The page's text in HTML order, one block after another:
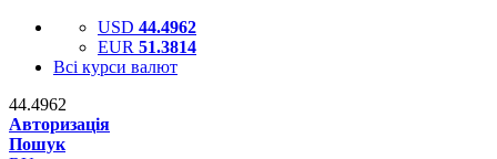
USD 44.4962
EUR 51.3814
Всі курси валют
44.4962
Авторизація
Пошук